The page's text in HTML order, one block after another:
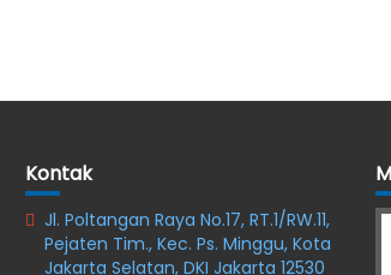
Kontak
Jl. Poltangan Raya No.17, RT.1/RW.11,
Pejaten Tim., Kec. Ps. Minggu, Kota
Jakarta Selatan, DKI Jakarta 12530